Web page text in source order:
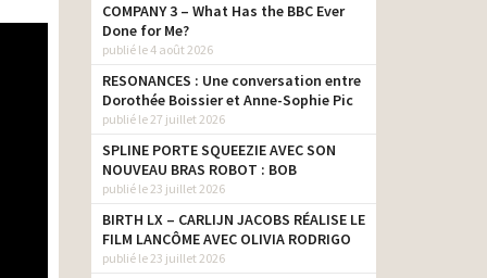
COMPANY 3 – What Has the BBC Ever
Done for Me?
publié le 4 août 2026
RESONANCES : Une conversation entre
Dorothée Boissier et Anne-Sophie Pic
publié le 27 juillet 2026
SPLINE PORTE SQUEEZIE AVEC SON
NOUVEAU BRAS ROBOT : BOB
publié le 23 juillet 2026
BIRTH LX – CARLIJN JACOBS RÉALISE LE
FILM LANCÔME AVEC OLIVIA RODRIGO
publié le 23 juillet 2026